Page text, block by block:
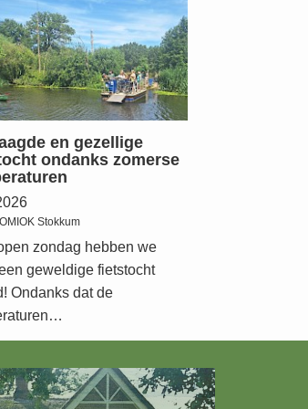
en gezellige
ondanks zomerse
Stokkum
zondag hebben we
geweldige fietstocht
Ondanks dat de